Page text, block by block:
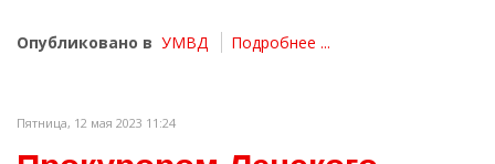
Опубликовано в УМВД Подробнее ...
Пятница, 12 мая 2023 11:24